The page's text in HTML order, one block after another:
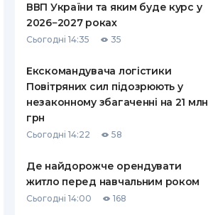
ДОСТАВКА І ОПЛАТА
КОНТАКТИ
ВВП України та яким буде курс у
2026−2027 роках
Сьогодні 14:35 35
Екскомандувача логістики
Повітряних сил підозрюють у
незаконному збагаченні на 21 млн
грн
Сьогодні 14:22 58
Де найдорожче орендувати
житло перед навчальним роком
Сьогодні 14:00 168